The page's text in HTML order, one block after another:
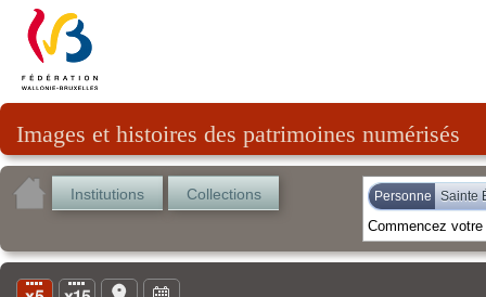
Images et histoires des patrimoines numérisés
Institutions Collections Personne Sainte